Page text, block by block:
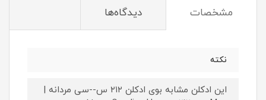
مشخصات دیدگاه‌ها
نکته
این ادکلن مشابه بوی ادکلن ۲۱۲ س--سی مردانه |